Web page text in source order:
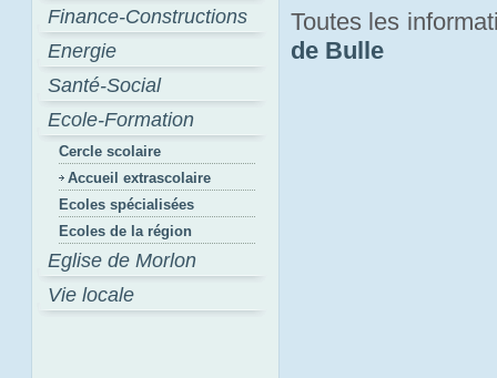
Finance-Constructions
Energie
Santé-Social
Ecole-Formation
Cercle scolaire
Accueil extrascolaire
Ecoles spécialisées
Ecoles de la région
Eglise de Morlon
Vie locale
Toutes les
de Bulle